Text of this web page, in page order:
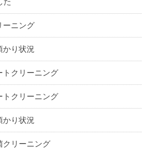
ーニング
かり状況
トクリーニング
トクリーニング
かり状況
クリーニング